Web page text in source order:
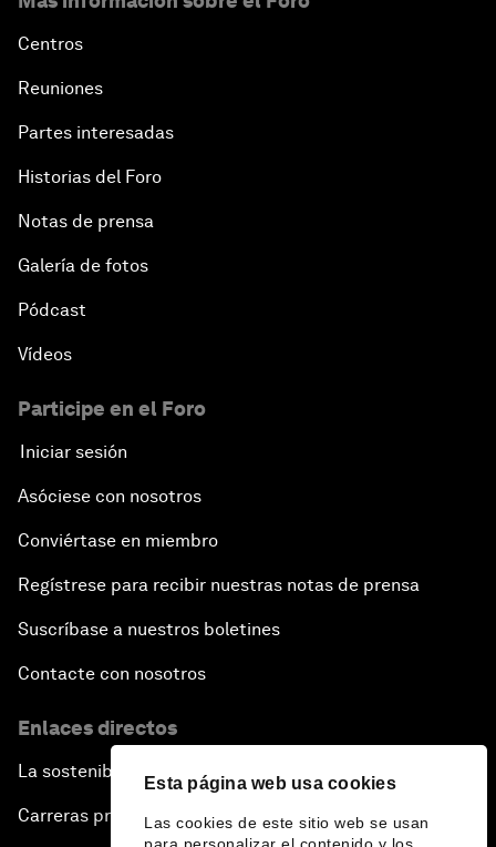
Esta página web usa cookies
Las cookies de este sitio web se usan
Centros
Reuniones
Partes interesadas
Historias del Foro
Notas de prensa
Galería de fotos
Pódcast
Vídeos
Participe en el Foro
Iniciar sesión
Asóciese con nosotros
Conviértase en miembro
Regístrese para recibir nuestras notas de prensa
Suscríbase a nuestros boletines
Contacte con nosotros
Enlaces directos
La sostenibilidad en el Foro
Carreras profesionales